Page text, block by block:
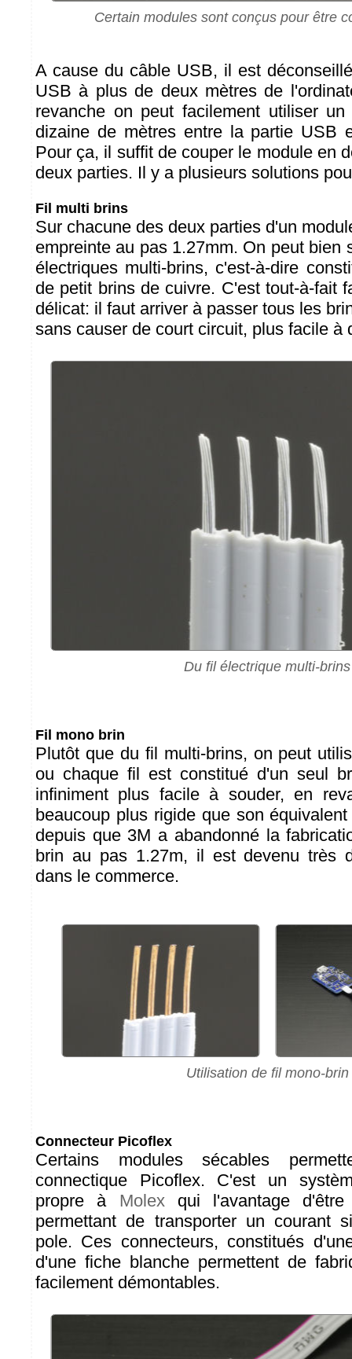
Certain modules sont conçus pour être
A cause du câble USB, il est
USB à plus de deux mètres de
revanche on peut facilement utiliser
dizaine de mètres entre la partie USB
Pour ça, il suffit de couper le module en
deux parties. Il y a plusieurs solutions
Fil multi brins
Sur chacune des deux parties d'un
empreinte au pas 1.27mm. On peut bien
électriques multi-brins, c'est-à-dire
de petit brins de cuivre. C'est tout-à-fait
délicat: il faut arriver à passer tous les
sans causer de court circuit, plus facile à
Du fil électrique multi-brins
Fil mono brin
Plutôt que du fil multi-brins, on peut
ou chaque fil est constitué d'un seul
infiniment plus facile à souder, en
beaucoup plus rigide que son
depuis que 3M a abandonné la
brin au pas 1.27m, il est devenu très
dans le commerce.
Utilisation de fil mono-brin
Connecteur Picoflex
Certains modules sécables
connectique Picoflex. C'est un
propre à Molexqui l'avantage d'être
permettant de transporter un courant
pole. Ces connecteurs, constitués
d'une fiche blanche permettent de
facilement démontables.